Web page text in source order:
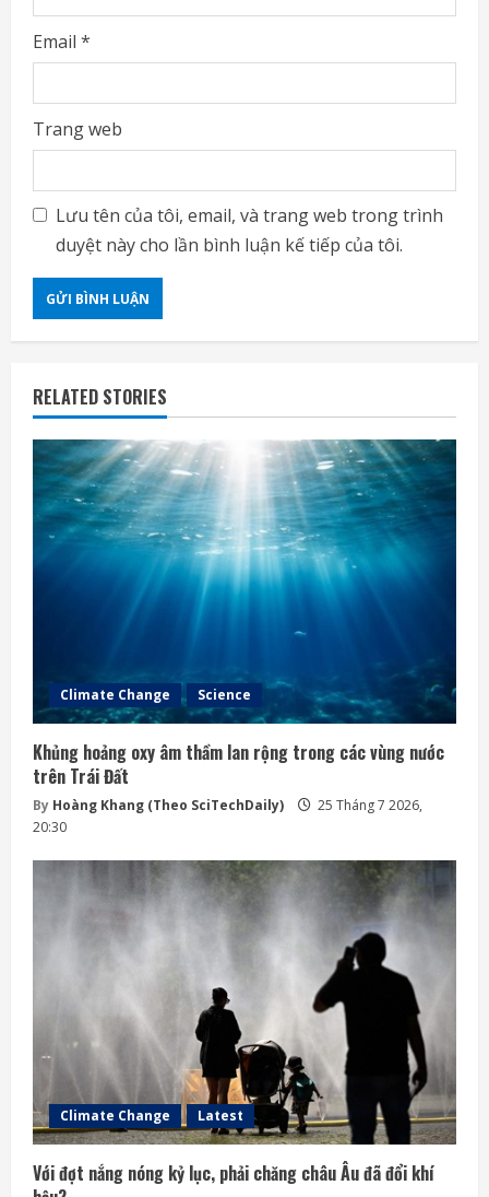
Email *
Trang web
Lưu tên của tôi, email, và trang web trong trình
duyệt này cho lần bình luận kế tiếp của tôi.
RELATED STORIES
Climate Change Science
Khủng hoảng oxy âm thầm lan rộng trong các vùng nước
trên Trái Đất
By Hoàng Khang (Theo SciTechDaily)
25 Tháng 7 2026,
20:30
Climate Change Latest
Với đợt nắng nóng kỷ lục, phải chăng châu Âu đã đổi khí